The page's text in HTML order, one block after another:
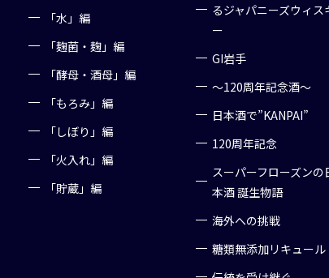
「水」編
「麹菌・麹」編
「酵母・酒母」編
「もろみ」編
「しぼり」編
「火入れ」編
「貯蔵」編
るジャパニーズウィス
ー
GI岩手
～120周年記念酒～
日本酒で”KANPAI”
120周年記念
スーパーフローズンの
本酒 誕生物語
海外への挑戦
糖類無添加リキュール